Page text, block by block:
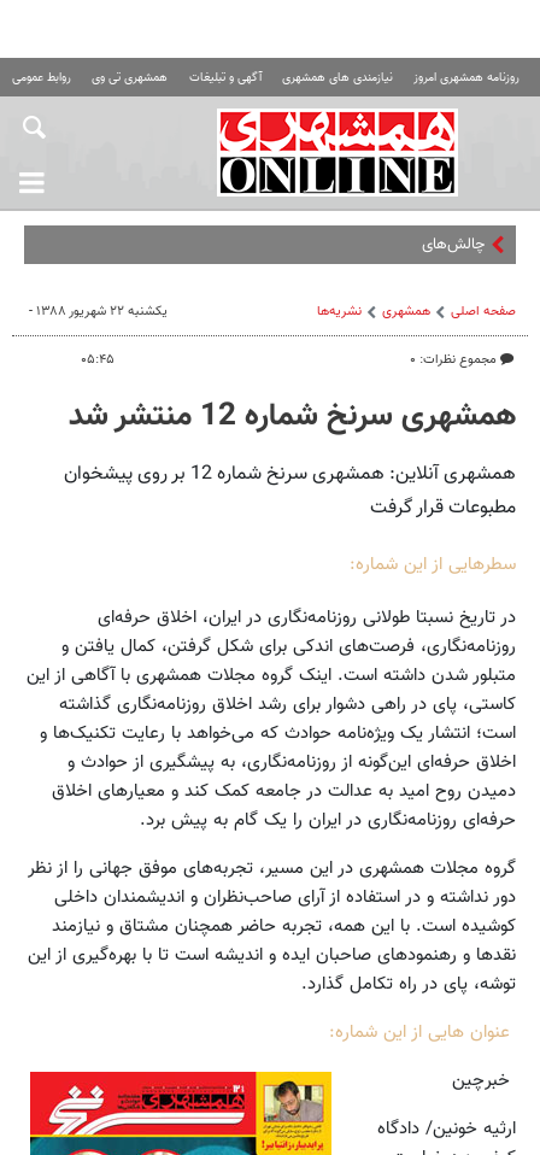
روزنامه همشهری امروز نیازمندی های همشهری آگهی و تبلیغات همشهری تی وی روابط عمومی
چالش‌های عجیب روا
صفحه اصلی همشهری نشریه‌ها
مجموع نظرات: ۰
یکشنبه ۲۲ شهریور ۱۳۸۸ -
۰۵:۴۵
همشهری سرنخ شماره 12 منتشر شد
همشهری آنلاین: همشهری سرنخ شماره 12 بر روی پیشخوان
مطبوعات قرار گرفت
سطرهایی از این شماره:
در تاریخ نسبتا طولانی روزنامه‌نگاری در ایران، اخلاق حرفه‌ای
روزنامه‌نگاری، فرصت‌های اندکی برای شکل گرفتن، کمال یافتن و
متبلور شدن داشته است. اینک گروه مجلات همشهری با آگاهی از این
کاستی، پای در راهی دشوار برای رشد اخلاق روزنامه‌نگاری گذاشته
است؛ انتشار یک ویژه‌نامه حوادث که می‌خواهد با رعایت تکنیک‌ها و
اخلاق حرفه‌ای این‌گونه از روزنامه‌نگاری، به پیشگیری از حوادث و
دمیدن روح امید به عدالت در جامعه کمک کند و معیارهای اخلاق
حرفه‌ای روزنامه‌نگاری در ایران را یک گام به پیش برد.
گروه مجلات همشهری در این مسیر، تجربه‌های موفق جهانی را از نظر
دور نداشته و در استفاده از آرای صاحب‌نظران و اندیشمندان داخلی
کوشیده است. با این همه، تجربه حاضر همچنان مشتاق و نیازمند
نقدها و رهنمودهای صاحبان ایده و اندیشه است تا با بهره‌گیری از این
توشه، پای در راه تکامل گذارد.
عنوان هایی از این شماره:
خبرچین
ارثیه خونین/ دادگاه